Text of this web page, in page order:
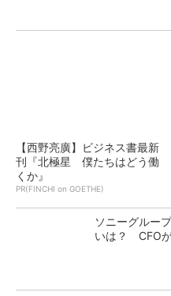
【西野亮廣】ビジネス書最新
刊『北極星 僕たちはどう働
くか』
PR(FINCHI on GOETHE)
ソニーグルー
いは？ CFO